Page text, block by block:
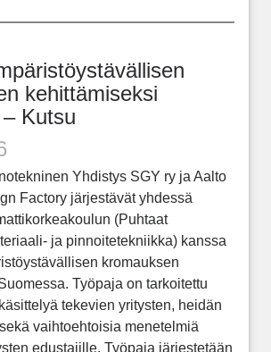
kehittämiseksi
Kutsu
Yhdistys SGY ry ja Aalto
Factory järjestävät yhdessä
(Puhtaat
ja pinnoitetekniikka) kanssa
kromauksen
Työpaja on tarkoitettu
tekevien yritysten, heidän
vaihtoehtoisia menetelmiä
edustajille. Työpaja järjestetään